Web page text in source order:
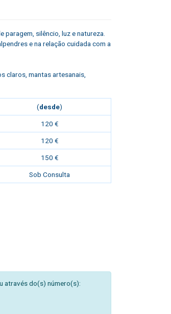
paragem, silêncio, luz e natureza.
e na relação cuidada com a
claros, mantas artesanais,
(desde)
120 €
120 €
150 €
Sob Consulta
através do(s) número(s):